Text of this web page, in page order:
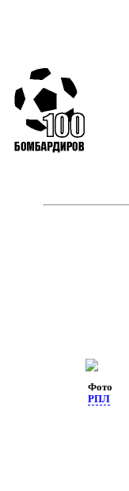
Фото
РПЛ